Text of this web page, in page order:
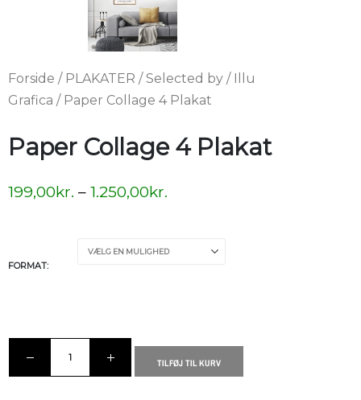
Forside / PLAKATER /Selected by / Illu
Grafica / Paper Collage 4 Plakat
Paper Collage 4 Plakat
199,00kr. – 1.250,00kr.
FORMAT
TILFØJ TIL KURV